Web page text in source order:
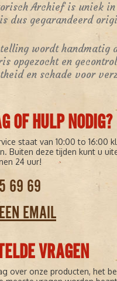
Archief is uniek
dus gegarandeerd
wordt handmatig
opgezocht en
en schade voor
OF HULP NODIG?
staat van 10:00 to 16:00
Buiten deze tijden kunt u
24 uur!
69 69
EMAIL
VRAGEN
over onze producten, het